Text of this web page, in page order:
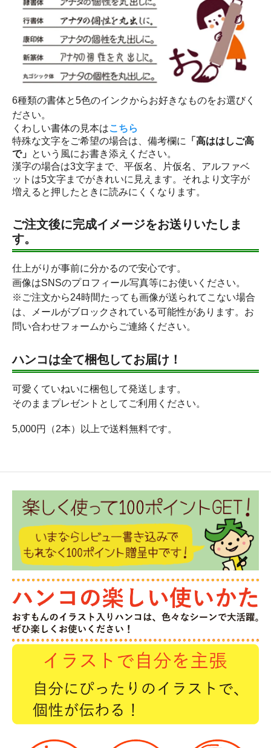
6種類の書体と5色のインクからお好きなものをお選びく
ださい。
くわしい書体の見本はこちら
特殊な文字をご希望の場合は、備考欄に
「高ははしご高
で」 という風にお書き添えください。
漢字の場合は3文字まで、平仮名、片仮名、アルファベ
ットは5文字までがきれいに見えます。それより文字が
増えると押したときに読みにくくなります。
ご注文後に完成イメージをお送りいたしま
す。
仕上がりが事前に分かるので安心です。
画像はSNSのプロフィール写真等にお使いください。
※ご注文から24時間たっても画像が送られてこない場合
は、メールがブロックされている可能性があります。お
問い合わせフォームからご連絡ください。
ハンコは全て梱包してお届け！
可愛くていねいに梱包して発送します。
そのままプレゼントとしてご利用ください。
5,000円（2本）以上で送料無料です。